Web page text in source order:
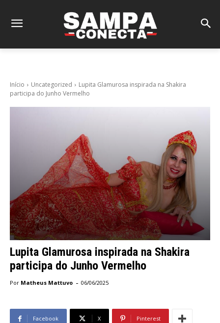
Início Uncategorized
Lupita Glamurosa inspirada na Shakira
participa do Junho Vermelho
Lupita Glamurosa inspirada na Shakira
participa do Junho Vermelho
Por Matheus Mattuvo - 06/06/2025
Facebook X Pinterest